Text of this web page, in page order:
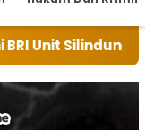
Tarutung